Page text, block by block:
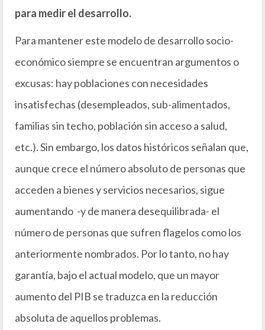
para medir el desarrollo.
Para mantener este modelo de desarrollo socio-
económico siempre se encuentran argumentos o
excusas: hay poblaciones con necesidades
insatisfechas (desempleados, sub-alimentados,
familias sin techo, población sin acceso a salud,
etc.). Sin embargo, los datos históricos señalan que,
aunque crece el número absoluto de personas que
acceden a bienes y servicios necesarios, sigue
aumentando -y de manera desequilibrada- el
número de personas que sufren flagelos como los
anteriormente nombrados. Por lo tanto, no hay
garantía, bajo el actual modelo, que un mayor
aumento del PIB se traduzca en la reducción
absoluta de aquellos problemas.